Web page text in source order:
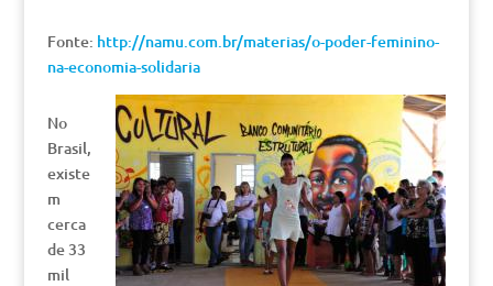
Fonte: http://namu.com.br/materias/o-poder-feminino-
na-economia-solidaria
No
Brasil,
existe
m
cerca
de 33
mil